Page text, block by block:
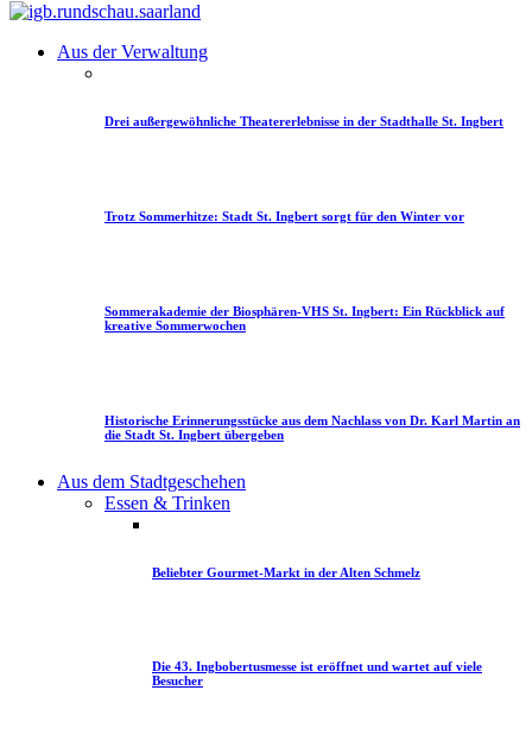
Aus der Verwaltung
Drei außergewöhnliche Theatererlebnisse in der Stadthalle St. Ingbert
Trotz Sommerhitze: Stadt St. Ingbert sorgt für den Winter vor
Sommerakademie der Biosphären-VHS St. Ingbert: Ein Rückblick auf
kreative Sommerwochen
Historische Erinnerungsstücke aus dem Nachlass von Dr. Karl Martin an
die Stadt St. Ingbert übergeben
Aus dem Stadtgeschehen
Essen & Trinken
Beliebter Gourmet-Markt in der Alten Schmelz
Die 43. Ingbobertusmesse ist eröffnet und wartet auf viele
Besucher